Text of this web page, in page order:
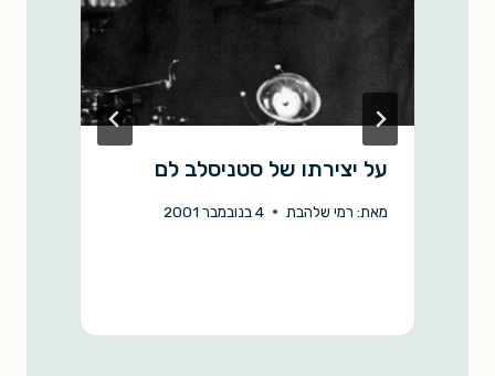
על יצירתו של סטניסלב לם
מאת: רמי שלהבת 4 בנובמבר 2001